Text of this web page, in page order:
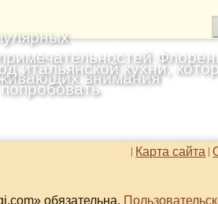
внимания
итальянской кухни,
Карта сайта
обязательна.